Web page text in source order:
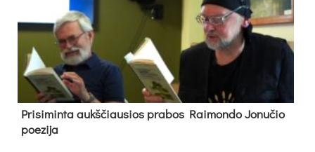
Pri­si­min­ta aukš­čiau­sios pra­bos Rai­mon­do Jo­nu­čio
poe­zi­ja